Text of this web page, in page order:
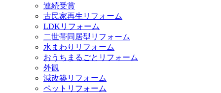
連続受賞
古民家再生リフォーム
LDKリフォーム
二世帯同居型リフォーム
水まわりリフォーム
おうちまるごとリフォーム
外観
減改築リフォーム
ペットリフォーム